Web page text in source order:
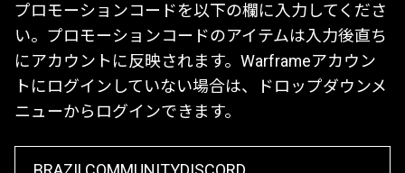
プロモーションコードを以下の欄に入力してくださ
い。プロモーションコードのアイテムは入力後直ち
にアカウントに反映されます。Warframeアカウン
トにログインしていない場合は、ドロップダウンメ
ニューからログインできます。